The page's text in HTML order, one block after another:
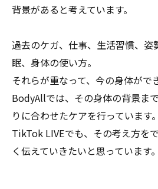
背景があると考えています。
過去のケガ、仕事、生活習慣、姿
眠、身体の使い方。
それらが重なって、今の身体がで
BodyAllでは、その身体の背景ま
りに合わせたケアを行っています。
TikTok LIVEでも、その考え方を
く伝えていきたいと思っています。